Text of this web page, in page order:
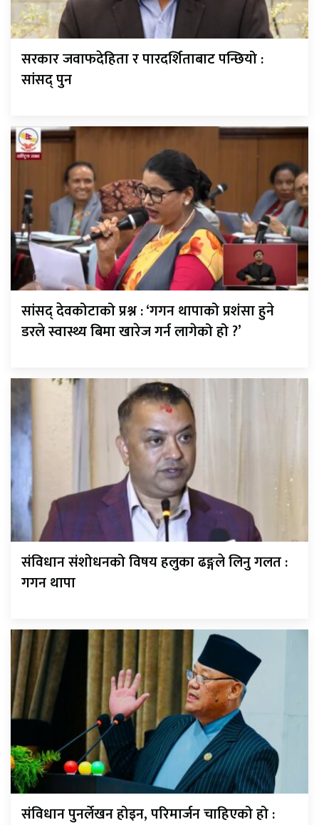
सरकार जवाफदेहिता र पारदर्शिताबाट पन्छियो :
सांसद् पुन
सांसद् देवकोटाको प्रश्न : ‘गगन थापाको प्रशंसा हुने
डरले स्वास्थ्य बिमा खारेज गर्न लागेको हो ?’
संविधान संशोधनको विषय हलुका ढङ्गले लिनु गलत :
गगन थापा
संविधान पुनर्लेखन होइन, परिमार्जन चाहिएको हो :